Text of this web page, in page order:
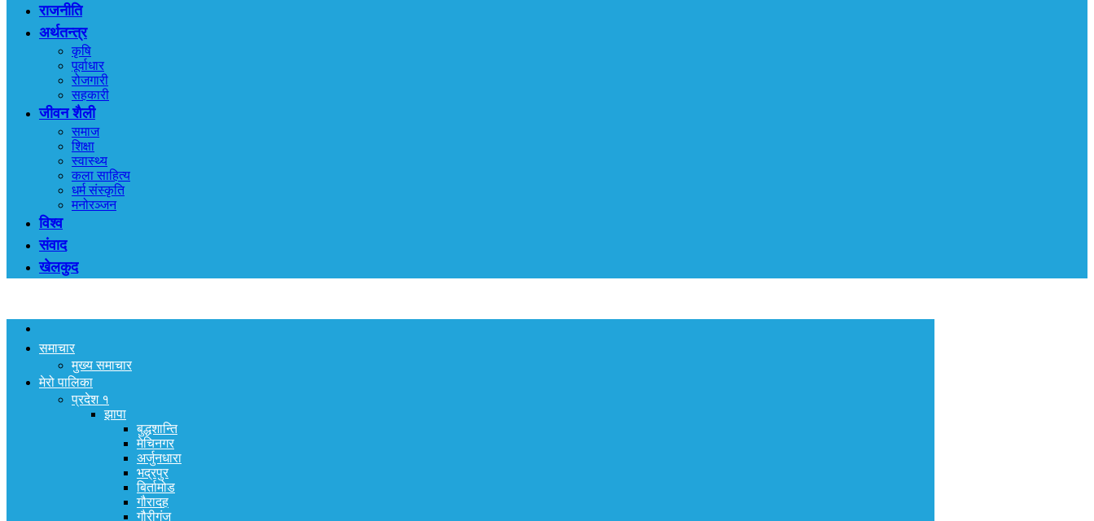
राजनीति
अर्थतन्त्र
कृषि
पूर्वाधार
रोजगारी
सहकारी
जीवन शैली
समाज
शिक्षा
स्वास्थ्य
कला साहित्य
धर्म संस्कृति
मनोरञ्जन
विश्व
संवाद
खेलकुद
समाचार
मुख्य समाचार
मेरो पालिका
प्रदेश १
झापा
बुद्धशान्ति
मेचिनगर
अर्जुनधारा
भद्रपुर
बिर्तामोड
गौरादह
गौरीगंज